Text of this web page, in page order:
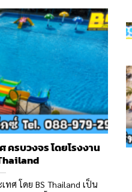
ครบวงจร โดยโรงงาน
ทศ โดย BS Thailand เป็น